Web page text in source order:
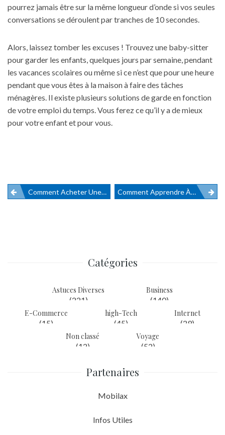
pourrez jamais être sur la même longueur d’onde si vos seules
conversations se déroulent par tranches de 10 secondes.
Alors, laissez tomber les excuses ! Trouvez une baby-sitter
pour garder les enfants, quelques jours par semaine, pendant
les vacances scolaires ou même si ce n’est que pour une heure
pendant que vous êtes à la maison à faire des tâches
ménagères. Il existe plusieurs solutions de garde en fonction
de votre emploi du temps. Vous ferez ce qu’il y a de mieux
pour votre enfant et pour vous.
Navigation
Comment Acheter Une Entreprise : Tout Ce Que Vous Devez Savoir Comment Apprendre À Un Bébé À Dormir Seul ?
Catégories
Astuces Diverses
(221)
Business
(140)
E-Commerce
(15)
high-Tech
(45)
Internet
(29)
Non classé
(12)
Voyage
(52)
Partenaires
Mobilax
Infos Utiles